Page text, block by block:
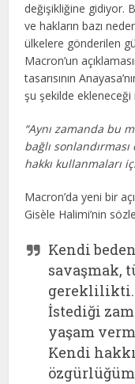
değişikliğine gidiyor.
ve hakların bazı
ülkelere gönderilen
Macron’un
tasarısının
şu şekilde ekleneceği
“Aynı zamanda bu
bağlı
hakkı kullanmaları
Macron’da yeni bir
Gisèle Halimi’nin
Kendi
savaşmak,
gereklilikti.
İstediği
yaşam
Kendi